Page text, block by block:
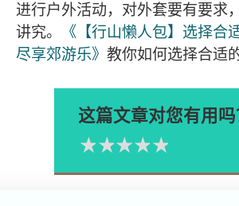
进行户外活动，对外套要有要求
讲究。
《【行山懒人包】选择
尽享郊游乐》 教你如何选择合适
这篇文章对您有用吗
Please rate
4星
3星
2星
1星